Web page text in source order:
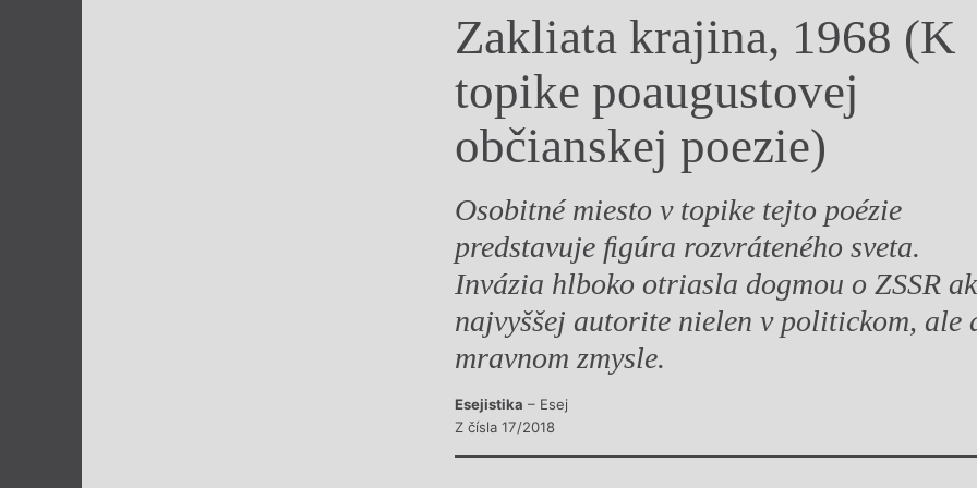
Výroční cenyZakliata krajina, 1968 (K
topike poaugustovej
občianskej poezie)
Osobitné miesto v topike tejto poézie
predstavuje ﬁgúra rozvráteného sveta.
Invázia hlboko otriasla dogmou o ZSSR
najvyššej autorite nielen v politickom, ale
mravnom zmysle.
Esejistika – Esej
Z čísla 17/2018